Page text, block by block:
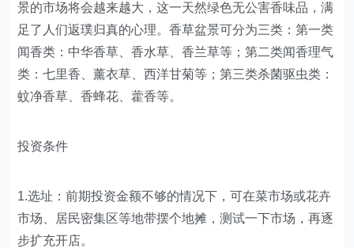
景的市场将会越来越大，这一天然绿色无公害香味品，满
足了人们返璞归真的心理。香草盆景可分为三类：第一类
闻香类：中华香草、香水草、香兰草等；第二类闻香理气
类：七里香、薰衣草、西洋甘菊等；第三类杀菌驱虫类：
蚊净香草、香蜂花、藿香等。
投资条件
1.选址：前期投资金额不够的情况下，可在菜市场或花卉
市场、居民密集区等地带摆个地摊，测试一下市场，再逐
步扩充开店。